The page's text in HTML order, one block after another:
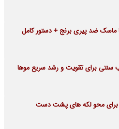
ضد پیری برنج + دستور کامل
برای تقویت و رشد سریع موها